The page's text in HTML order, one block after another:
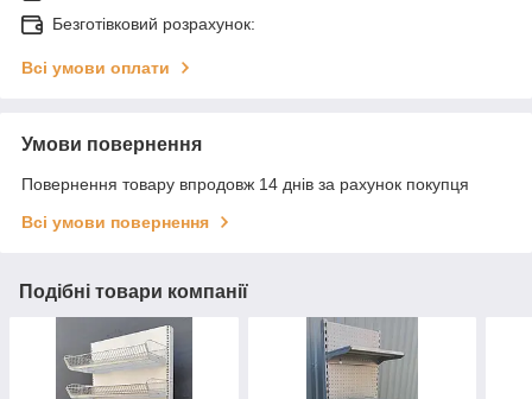
Безготівковий розрахунок:
Всі умови оплати
Умови повернення
Повернення товару впродовж 14 днів за рахунок покупця
Всі умови повернення
Подібні товари компанії